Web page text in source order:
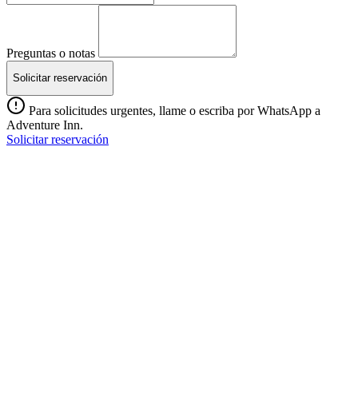
Preguntas o notas
Solicitar reservación
Para solicitudes urgentes, llame o escriba por WhatsApp a
Adventure Inn.
Solicitar reservación